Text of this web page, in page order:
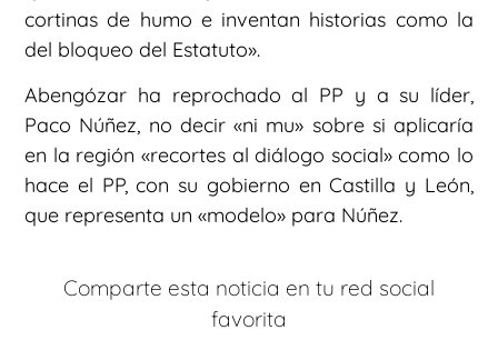
cortinas de humo e inventan historias como la
del bloqueo del Estatuto».
Abengózar ha reprochado al PP y a su líder,
Paco Núñez, no decir «ni mu» sobre si aplicaría
en la región «recortes al diálogo social» como lo
hace el PP, con su gobierno en Castilla y León,
que representa un «modelo» para Núñez.
Comparte esta noticia en tu red social
favorita